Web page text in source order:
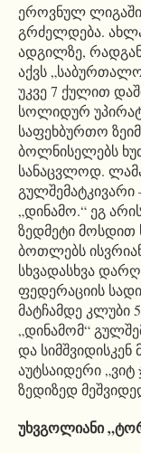
ეროვნულ
გრძელდება.
ადგილზე,
აქვს
უკვე 7 ქულით
სოლიდურ
საფეხბურთო
ბოლნისელებს
სანაცვლოდ.
გულშემატკივარი
„დინამო.“ ეგ
ზედმეტი მოსდით
ბოთლებს
სხვადასხვა
ფედერაციის
მატჩამდე კლუბი
„დინამომ“
და
აუტსაიდერი
ზედიზედ
უხვგოლიანი